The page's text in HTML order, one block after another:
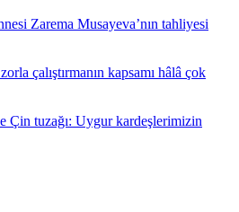
Zarema Musayeva’nın tahliyesi
çalıştırmanın kapsamı hâlâ çok
Çin tuzağı: Uygur kardeşlerimizin